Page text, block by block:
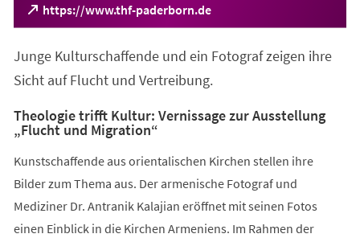
https://www.thf-paderborn.de
(Öffnet
in
neuen
Tab)
Junge Kulturschaffende und ein Fotograf zeigen ihre
Sicht auf Flucht und Vertreibung.
Theologie trifft Kultur: Vernissage zur Ausstellung
„Flucht und Migration“
Kunstschaffende aus orientalischen Kirchen stellen ihre
Bilder zum Thema aus. Der armenische Fotograf und
Mediziner Dr. Antranik Kalajian eröffnet mit seinen Fotos
einen Einblick in die Kirchen Armeniens. Im Rahmen der